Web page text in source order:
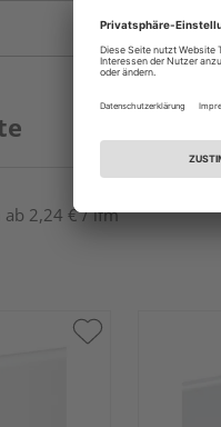
ab 2,24 € / lfm